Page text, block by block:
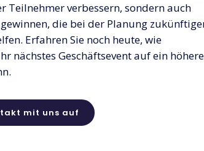
Teilnehmer verbessern, sondern auch
die bei der Planung
Erfahren Sie noch heute, wie
nächstes Geschäftsevent auf ein
mit uns auf